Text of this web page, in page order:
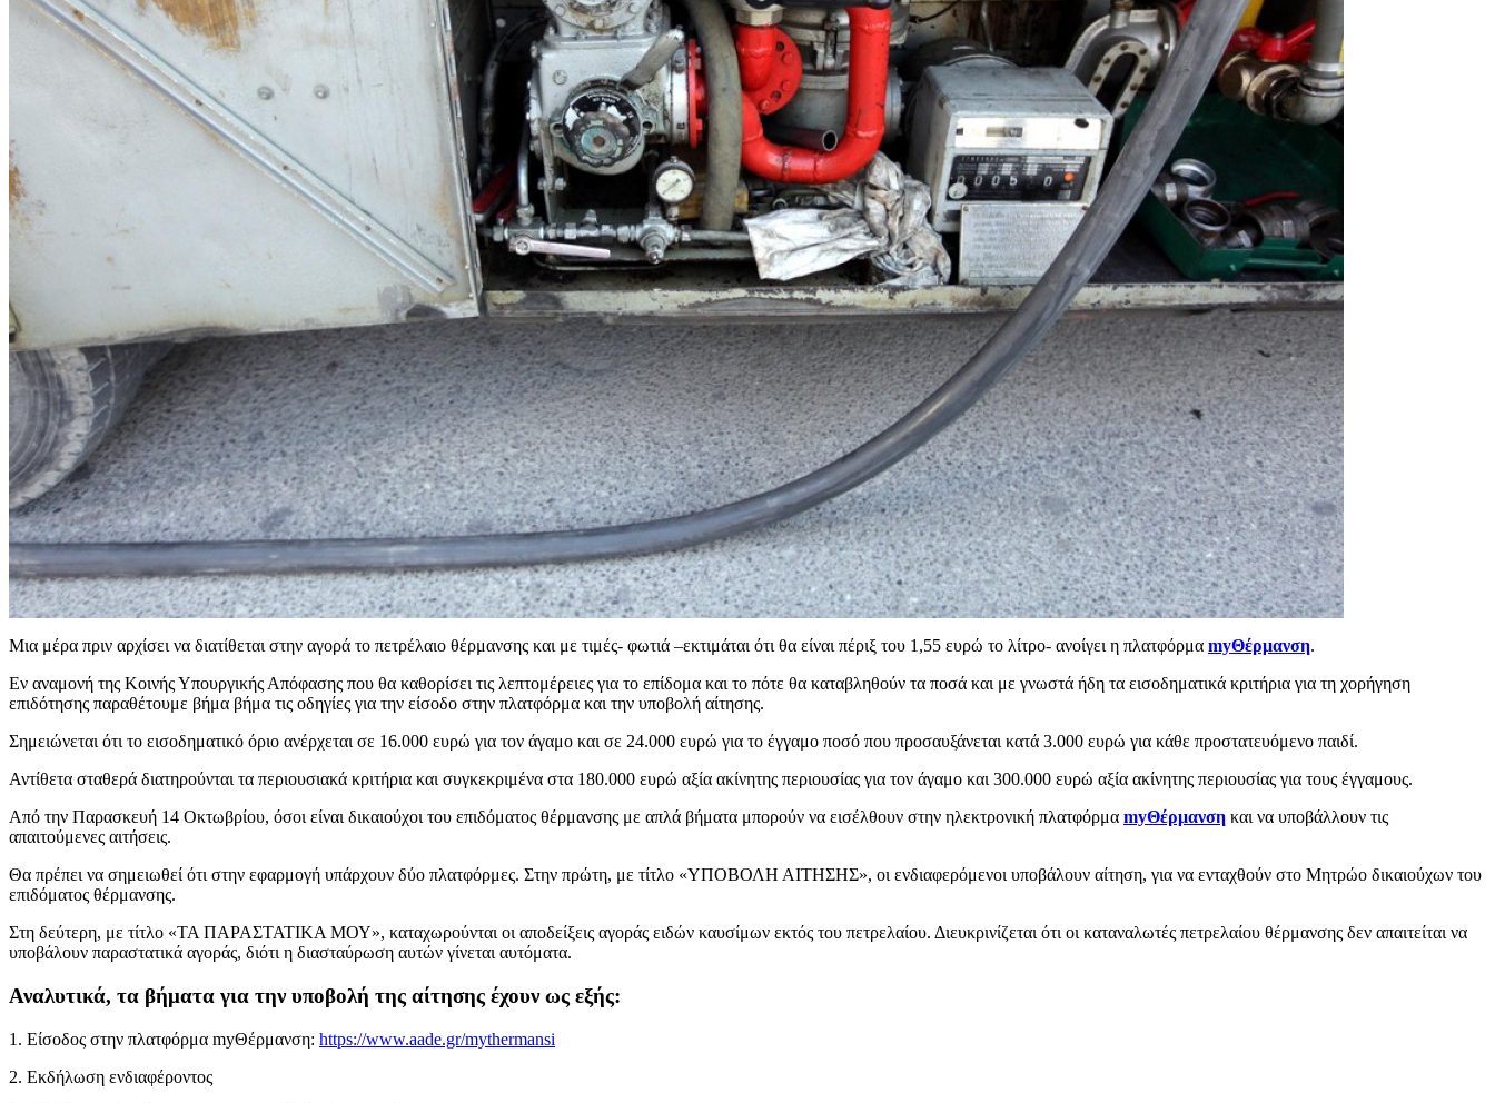
Μια μέρα πριν αρχίσει να διατίθεται στην αγορά το πετρέλαιο θέρμανσης και με τιμές- φωτιά –εκτιμάται ότι θα είναι πέριξ του 1,55 ευρώ το λίτρο- ανοίγει η πλατφόρμα myΘέρμανση.
Εν αναμονή της Κοινής Υπουργικής Απόφασης που θα καθορίσει τις λεπτομέρειες για το επίδομα και το πότε θα καταβληθούν τα ποσά και με γνωστά ήδη τα εισοδηματικά κριτήρια για τη χορήγηση
επιδότησης παραθέτουμε βήμα βήμα τις οδηγίες για την είσοδο στην πλατφόρμα και την υποβολή αίτησης.
Σημειώνεται ότι το εισοδηματικό όριο ανέρχεται σε 16.000 ευρώ για τον άγαμο και σε 24.000 ευρώ για το έγγαμο ποσό που προσαυξάνεται κατά 3.000 ευρώ για κάθε προστατευόμενο παιδί.
Αντίθετα σταθερά διατηρούνται τα περιουσιακά κριτήρια και συγκεκριμένα στα 180.000 ευρώ αξία ακίνητης περιουσίας για τον άγαμο και 300.000 ευρώ αξία ακίνητης περιουσίας για τους έγγαμους.
Από την Παρασκευή 14 Οκτωβρίου, όσοι είναι δικαιούχοι του επιδόματος θέρμανσης με απλά βήματα μπορούν να εισέλθουν στην ηλεκτρονική πλατφόρμα myΘέρμανση και να υποβάλλουν τις
απαιτούμενες αιτήσεις.
Θα πρέπει να σημειωθεί ότι στην εφαρμογή υπάρχουν δύο πλατφόρμες. Στην πρώτη, με τίτλο «ΥΠΟΒΟΛΗ ΑΙΤΗΣΗΣ», οι ενδιαφερόμενοι υποβάλουν αίτηση, για να ενταχθούν στο Μητρώο δικαιούχων του
επιδόματος θέρμανσης.
Στη δεύτερη, με τίτλο «ΤΑ ΠΑΡΑΣΤΑΤΙΚΑ ΜΟΥ», καταχωρούνται οι αποδείξεις αγοράς ειδών καυσίμων εκτός του πετρελαίου. Διευκρινίζεται ότι οι καταναλωτές πετρελαίου θέρμανσης δεν απαιτείται να
υποβάλουν παραστατικά αγοράς, διότι η διασταύρωση αυτών γίνεται αυτόματα.
Αναλυτικά, τα βήματα για την υποβολή της αίτησης έχουν ως εξής:
1. Είσοδος στην πλατφόρμα myΘέρμανση: https://www.aade.gr/mythermansi
2. Εκδήλωση ενδιαφέροντος